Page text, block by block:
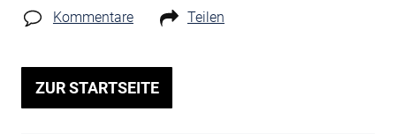
Kommentare Teilen
ZUR STARTSEITE